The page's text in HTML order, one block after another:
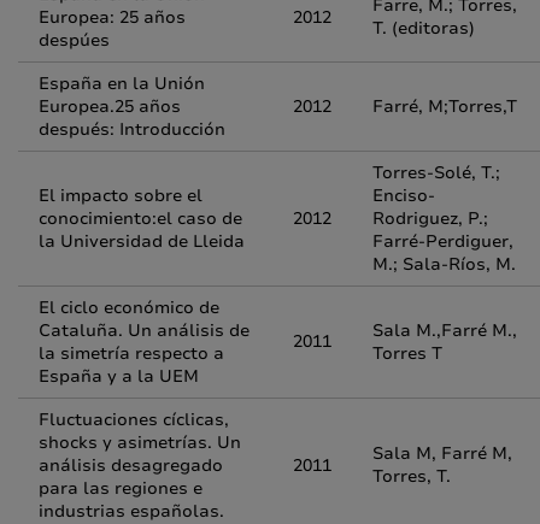
Europea: 25 años
despúes
2012
Farre, M.; Torres,
T. (editoras)
España en la Unión
Europea.25 años
después: Introducción
2012 Farré, M;Torres,T
El impacto sobre el
conocimiento:el caso de
la Universidad de Lleida
2012
Torres-Solé, T.;
Enciso-
Rodriguez, P.;
Farré-Perdiguer,
M.; Sala-Ríos, M.
El ciclo económico de
Cataluña. Un análisis de
la simetría respecto a
España y a la UEM
2011
Sala M.,Farré M.,
Torres T
Fluctuaciones cíclicas,
shocks y asimetrías. Un
análisis desagregado
para las regiones e
industrias españolas.
2011
Sala M, Farré M,
Torres, T.